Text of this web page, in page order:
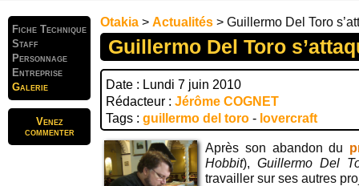
Fiche Technique
Staff
Personnage
Entreprise
Galerie
Venez
commenter
Otakia > Actualités > Guillermo Del Toro
Guillermo Del Toro
Date : Lundi 7 juin 2010
Rédacteur : Jérôme COGNET
Tags : guillermo del toro - lovercraft
Après son abandon du
Hobbit),Guillermo Del
travailler sur ses autres